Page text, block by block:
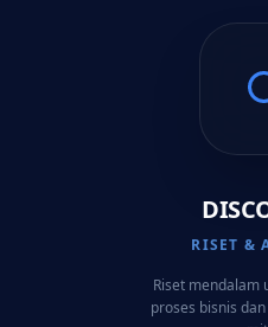
RISET &
Riset mendalam
proses bisnis